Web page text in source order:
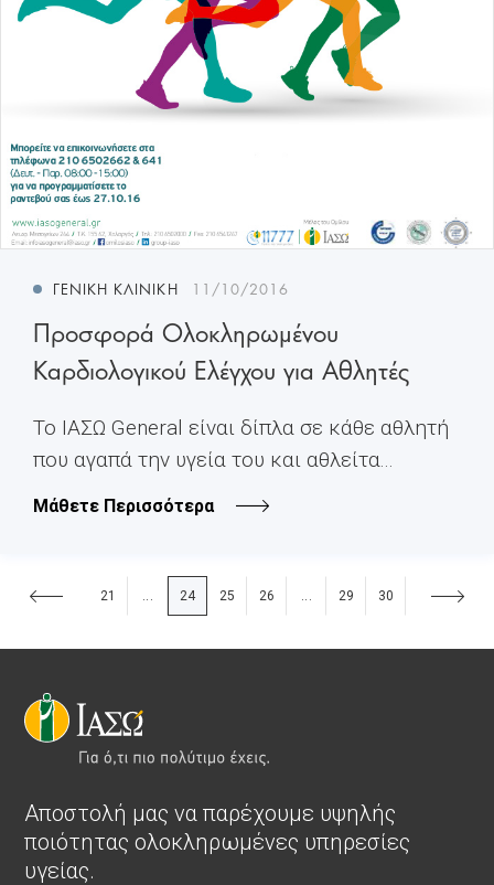
ΓΕΝΙΚΉ ΚΛΙΝΙΚΉ 11/10/2016
Προσφορά Ολοκληρωμένου
Καρδιολογικού Ελέγχου για Αθλητές
Το ΙΑΣΩ General είναι δίπλα σε κάθε αθλητή
που αγαπά την υγεία του και αθλείτα...
Μάθετε Περισσότερα
21 ... 24 25 26 ... 29 30
Αποστολή μας να παρέχουμε υψηλής
ποιότητας ολοκληρωμένες υπηρεσίες
υγείας.